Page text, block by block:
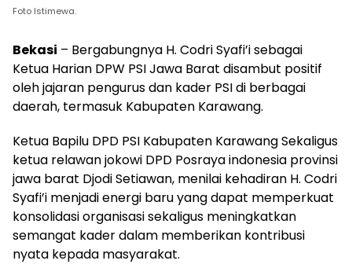
Foto Istimewa.
Bekasi – Bergabungnya H. Codri Syafi’i sebagai
Ketua Harian DPW PSI Jawa Barat disambut positif
oleh jajaran pengurus dan kader PSI di berbagai
daerah, termasuk Kabupaten Karawang.
Ketua Bapilu DPD PSI Kabupaten Karawang Sekaligus
ketua relawan jokowi DPD Posraya indonesia provinsi
jawa barat Djodi Setiawan, menilai kehadiran H. Codri
Syafi’i menjadi energi baru yang dapat memperkuat
konsolidasi organisasi sekaligus meningkatkan
semangat kader dalam memberikan kontribusi
nyata kepada masyarakat.